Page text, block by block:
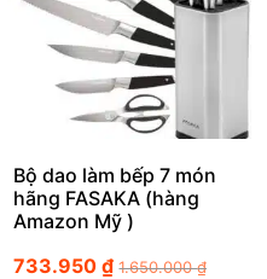
Bộ dao làm bếp 7 món
hãng FASAKA (hàng
Amazon Mỹ )
733.950₫ 1.650.000₫